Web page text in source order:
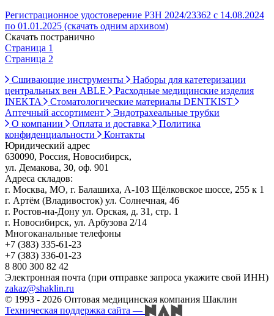
Регистрационное удостоверение РЗН 2024/23362 с 14.08.2024
по 01.01.2025 (скачать одним архивом)
Скачать постранично
Страница 1
Страница 2
Сшивающие инструменты
Наборы для катетеризации
центральных вен ABLE
Расходные медицинские изделия
INEKTA
Стоматологические материалы DENTKIST
Аптечный ассортимент
Эндотрахеальные трубки
О компании
Оплата и доставка
Политика
конфиденциальности
Контакты
Юридический адрес
630090, Россия, Новосибирск,
ул. Демакова, 30, оф. 901
Адреса складов:
г. Москва, МО, г. Балашиха, А-103 Щёлковское шоссе, 255 к 1
г. Артём (Владивосток) ул. Солнечная, 46
г. Ростов-на-Дону ул. Орская, д. 31, стр. 1
г. Новосибирск, ул. Арбузова 2/14
Многоканальные телефоны
+7 (383) 335-61-23
+7 (383) 336-01-23
8 800 300 82 42
Электронная почта (при отправке запроса укажите свой ИНН)
zakaz@shaklin.ru
© 1993 - 2026 Оптовая медицинская компания Шаклин
Техническая поддержка сайта —